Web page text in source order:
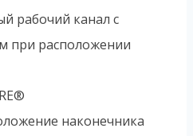
рабочий канал с
при расположении
наконечника